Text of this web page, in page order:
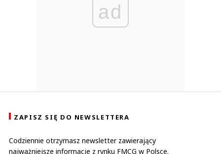
ad
ZAPISZ SIĘ DO NEWSLETTERA
Codziennie otrzymasz newsletter zawierający
najważniejsze informacje z rynku FMCG w Polsce.